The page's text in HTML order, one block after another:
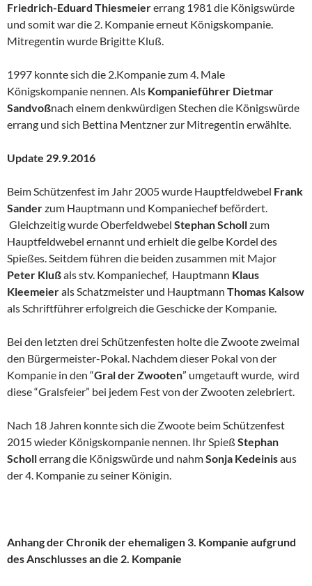
Friedrich-Eduard Thiesmeiererrang 1981 die Königswürde
und somit war die 2. Kompanie erneut Königskompanie.
Mitregentin wurde Brigitte Kluß.
1997 konnte sich die 2.Kompanie zum 4. Male
Königskompanie nennen. Als Kompanieführer Dietmar
Sandvoßnach einem denkwürdigen Stechen die Königswürde
errang und sich Bettina Mentzner zur Mitregentin erwählte.
Update 29.9.2016
Beim Schützenfest im Jahr 2005 wurde Hauptfeldwebel Frank
Sanderzum Hauptmann und Kompaniechef befördert.
Gleichzeitig wurde Oberfeldwebel Stephan Schollzum
Hauptfeldwebel ernannt und erhielt die gelbe Kordel des
Spießes. Seitdem führen die beiden zusammen mit Major
Peter Klußals stv. Kompaniechef, Hauptmann Klaus
Kleemeierals Schatzmeister und Hauptmann Thomas Kalsow
als Schriftführer erfolgreich die Geschicke der Kompanie.
Bei den letzten drei Schützenfesten holte die Zwoote zweimal
den Bürgermeister-Pokal. Nachdem dieser Pokal von der
Kompanie in den “Gral der Zwooten” umgetauft wurde, wird
diese “Gralsfeier” bei jedem Fest von der Zwooten zelebriert.
Nach 18 Jahren konnte sich die Zwoote beim Schützenfest
2015 wieder Königskompanie nennen. Ihr Spieß Stephan
Schollerrang die Königswürde und nahmSonja Kedeinisaus
der 4. Kompanie zu seiner Königin.
Anhang der Chronik der ehemaligen 3. Kompanie aufgrund
des Anschlusses an die 2. Kompanie